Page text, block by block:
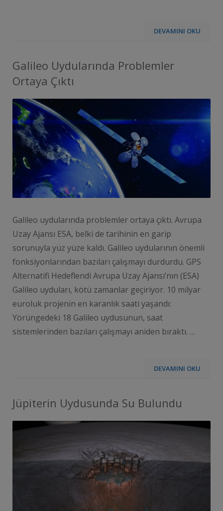
DEVAMINI OKU
Galileo Uydularında Problemler
Ortaya Çıktı
Galileo uydularında problemler ortaya çıktı. Avrupa
Uzay Ajansı ESA, belki de tarihinin en garip
sorunuyla yüz yüze kaldı. Galileo uydularının önemli
fonksiyonlarından bazıları çalışmayı durdurdu. GPS
Alternatifi Hedeflendi Avrupa Uzay Ajansı’nın (ESA)
Galileo uyduları, kötü zamanlar geçiriyor. 10 milyar
euroluk projenin en karanlık saati yaşandı:
Yörüngedeki 18 Galileo uydusunun, saat
sistemlerinden bazıları çalışmayı aniden bıraktı. …
DEVAMINI OKU
Jüpiterin Uydusunda Su Bulundu